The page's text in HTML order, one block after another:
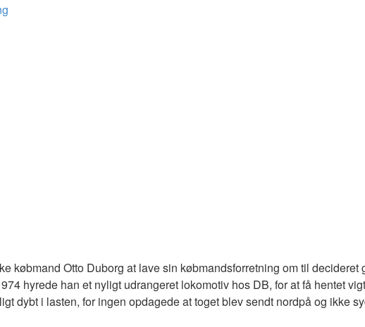
købmand Otto Duborg at lave sin købmandsforretning om til
hyrede han et nyligt udrangeret lokomotiv hos DB, for at få hentet
dybt i lasten, for ingen opdagede at toget blev sendt nordpå og ikke